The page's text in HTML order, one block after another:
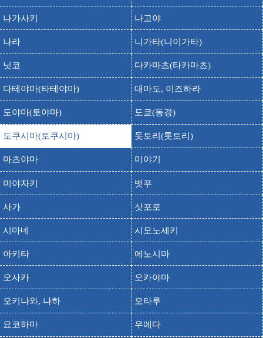
다이소 후지그란 이시이점
출발
다이소&아오야마 100엔프라자 도쿠시마 미나
출발
출발 도착
도쿠시마 동물원
출발 도착
도쿠시마 중앙공원
토쿠시마츄오 코엔
출발
도쿠시마시립 도쿠시마성 박물관
토쿠시마시립 토쿠시마성 박물관
출발
도쿠시마현 나루토 종합운동공원 육상경기장
출발
도쿠시마현 문화의 숲 종합공원
토쿠시마켄 분카노모리 소고코엔
출발 도착
도쿠시마현립 박물관
토쿠시마현립 박물관
출발
료젠사[토쿠시마]
료젠지[토쿠시마]
출발 도착
비잔 코엔
출발
비잔 로프웨이 타는 곳
나가사키 나고야
나라 니가타(니이가타)
닛코 다카마츠(타카마츠)
다테야마(타테야마) 대마도, 이즈하라
도야마(토야마) 도쿄(동경)
도쿠시마(토쿠시마) 돗토리(톳토리)
마츠야마 미야기
미야자키 벳푸
사가 삿포로
시마네 시모노세키
아키타 에노시마
오사카 오카야마
오키나와, 나하 오타루
요코하마 우에다